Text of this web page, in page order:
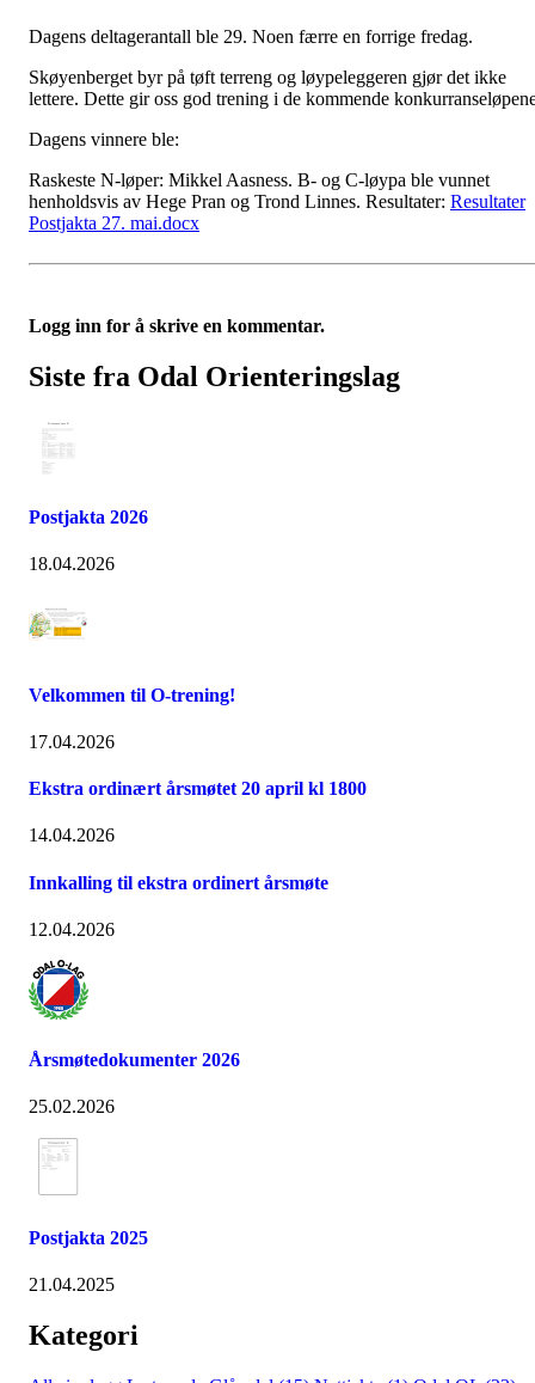
Dagens deltagerantall ble 29. Noen færre en forrige fredag.
Skøyenberget byr på tøft terreng og løypeleggeren gjør det ikke
lettere. Dette gir oss god trening i de kommende
Dagens vinnere ble:
Raskeste N-løper: Mikkel Aasness. B- og C-løypa ble vunnet
henholdsvis av Hege Pran og Trond Linnes. Resultater: Resultater
Postjakta 27. mai.docx
Logg inn for å skrive en kommentar.
Siste fra Odal Orienteringslag
Postjakta 2026
18.04.2026
Velkommen til O-trening!
17.04.2026
Ekstra ordinært årsmøtet 20 april kl 1800
14.04.2026
Innkalling til ekstra ordinert årsmøte
12.04.2026
Årsmøtedokumenter 2026
25.02.2026
Postjakta 2025
21.04.2025
Kategori